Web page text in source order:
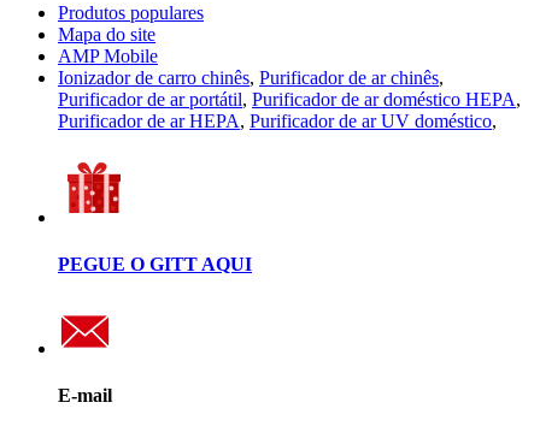
Produtos populares
Mapa do site
AMP Mobile
Ionizador de carro chinês, Purificador de ar chinês,
Purificador de ar portátil, Purificador de ar doméstico HEPA,
Purificador de ar HEPA, Purificador de ar UV doméstico,
PEGUE O GITT AQUI
E-mail